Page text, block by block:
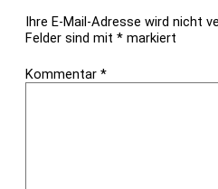
Ihre E-Mail-Adresse wird nicht
Felder sind mit * markiert
Kommentar *